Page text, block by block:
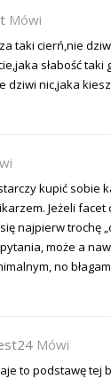
Mówi
taki cierń,nie
słabość taki
dziwi nic,jaka
kupić sobie
Jeżeli facet
najpierw trochę
może a
no
Mówi
to podstawę tej